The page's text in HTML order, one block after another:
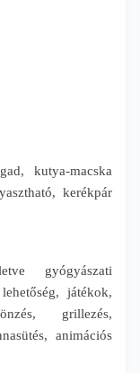
kutya-macska
kerékpár
gyógyászati
játékok,
grillezés,
animációs